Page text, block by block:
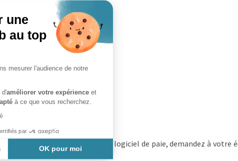
une
au top
mesurer l'audience de notre
d'améliorer votre expérience et
à ce que vous recherchez.
par
OK pour moi
2016.
déclaratif « DSN ».
Si vous possédez un logiciel de paie, demandez à votre